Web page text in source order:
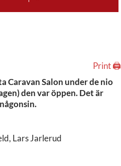
Print 🖨
Caravan Salon under de nio
den var öppen. Det är
Lars Jarlerud